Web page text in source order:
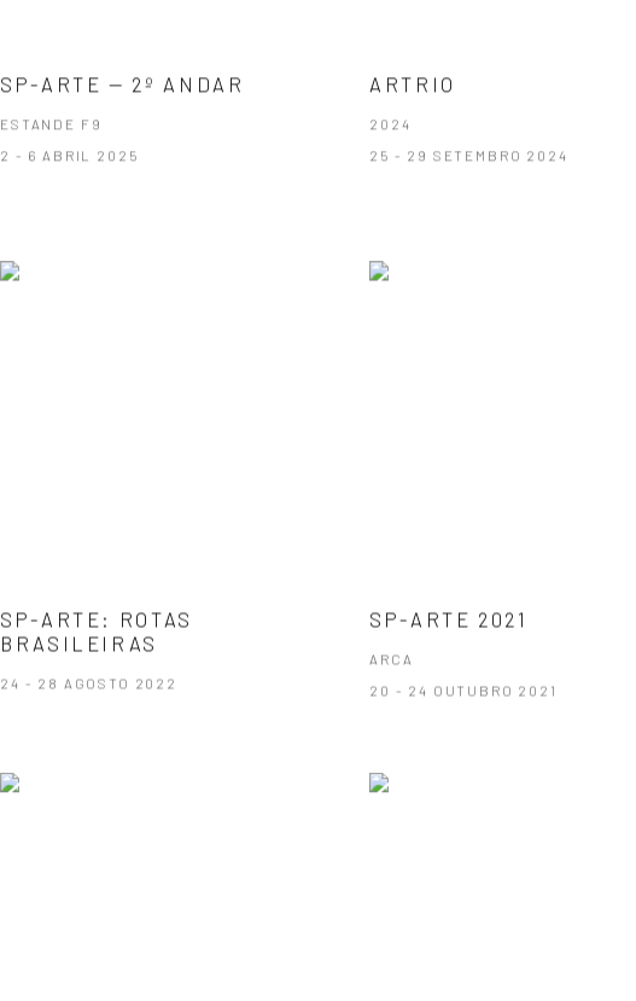
SP-ARTE — 2º ANDAR
ESTANDE F9
2 - 6 ABRIL 2025
ARTRIO
2024
25 - 29 SETEMBRO 2024
SP-ARTE: ROTAS
BRASILEIRAS
24 - 28 AGOSTO 2022
SP-ARTE 2021
ARCA
20 - 24 OUTUBRO 2021